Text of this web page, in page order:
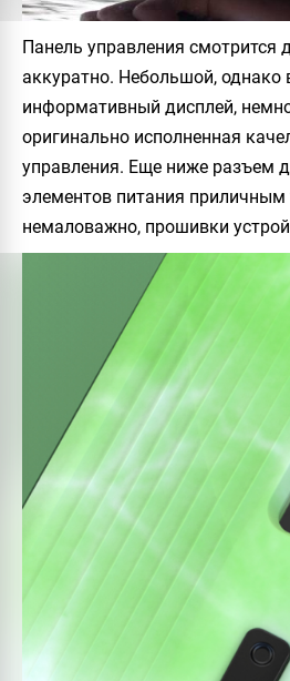
Панель управления смотрится
аккуратно. Небольшой, однако
информативный дисплей,
оригинально исполненная
управления. Еще ниже разъем
элементов питания приличным
немаловажно, прошивки